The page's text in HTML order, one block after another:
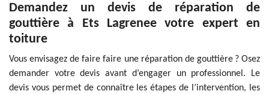
Demandez un devis de réparation de
gouttière à Ets Lagrenee votre expert en
toiture
Vous envisagez de faire faire une réparation de gouttière ? Osez
demander votre devis avant d’engager un professionnel. Le
devis vous permet de connaître les étapes de l’intervention, les